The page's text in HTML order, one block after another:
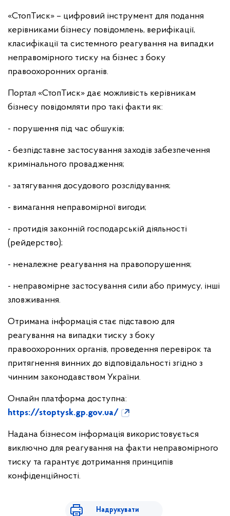
«СтопТиск» – цифровий інструмент для подання
керівниками бізнесу повідомлень, верифікації,
класифікації та системного реагування на випадки
неправомірного тиску на бізнес з боку
правоохоронних органів.
Портал «СтопТиск» дає можливість керівникам
бізнесу повідомляти про такі факти як:
- порушення під час обшуків;
- безпідставне застосування заходів забезпечення
кримінального провадження;
- затягування досудового розслідування;
- вимагання неправомірної вигоди;
- протидія законній господарській діяльності
(рейдерство);
- неналежне реагування на правопорушення;
- неправомірне застосування сили або примусу, інші
зловживання.
Отримана інформація стає підставою для
реагування на випадки тиску з боку
правоохоронних органів, проведення перевірок та
притягнення винних до відповідальності згідно з
чинним законодавством України.
Онлайн платформа доступна:
https://stoptysk.gp.gov.ua/
Надана бізнесом інформація використовується
виключно для реагування на факти неправомірного
тиску та гарантує дотримання принципів
конфіденційності.
Надрукувати